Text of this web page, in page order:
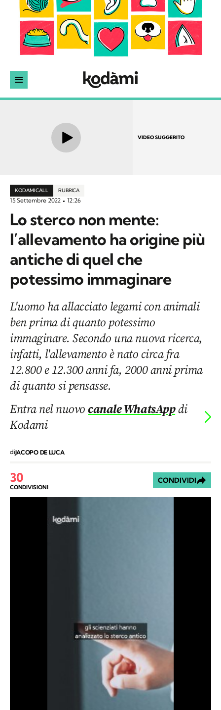
VIDEO SUGGERITO
KODAMI CALL RUBRICA
15 Settembre 2022 12:26
Lo sterco non mente:
l’allevamento ha origine più
antiche di quel che
potessimo immaginare
L'uomo ha allacciato legami con animali
ben prima di quanto potessimo
immaginare. Secondo una nuova ricerca,
infatti, l'allevamento è nato circa fra
12.800 e 12.300 anni fa, 2000 anni prima
di quanto si pensasse.
Entra nel nuovocanale WhatsAppdi
Kodami
diJACOPO DE LUCA
30
CONDIVISIONI
CONDIVIDI